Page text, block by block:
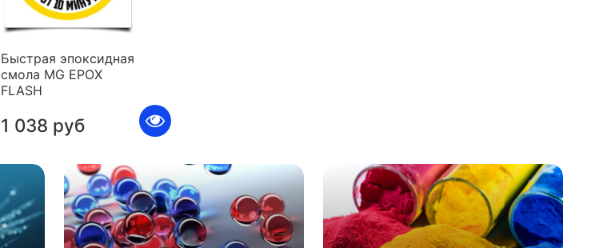
Быстрая эпоксидная
смола MG EPOX
FLASH
1 038 руб